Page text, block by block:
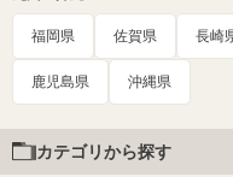
福岡県 佐賀県 長崎
鹿児島県 沖縄県
カテゴリから探す